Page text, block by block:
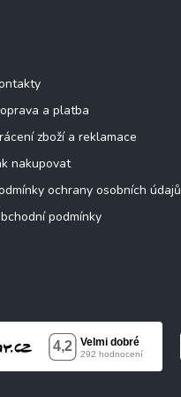
a platba
zboží a reklamace
nakupovat
ochrany osobních údajů
podmínky